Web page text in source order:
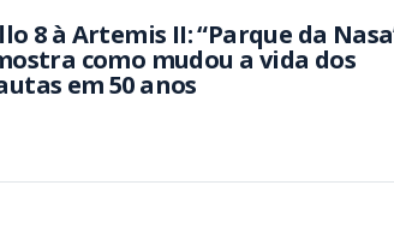
8 à Artemis II: “Parque da
como mudou a vida dos
em 50 anos